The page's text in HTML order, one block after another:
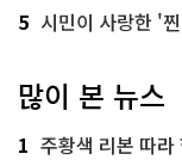
5 시민이 사랑한 '찐'
많이 본 뉴스
1 주황색 리본 따라 한